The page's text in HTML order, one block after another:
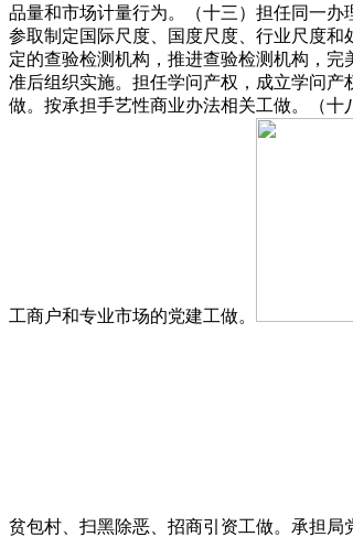
品量和市场计量行为。（十三）担任同一
参取制定国际尺度、国度尺度、行业尺度
定的查验检测机构，推进查验检测机构，
准后组织实施。担任学问产权，成立学问
做。按承担手艺性商业办法相关工做。（
工商户和专业市场的党建工做。
贫包村、扫黑除恶、招商引资工做。承担局